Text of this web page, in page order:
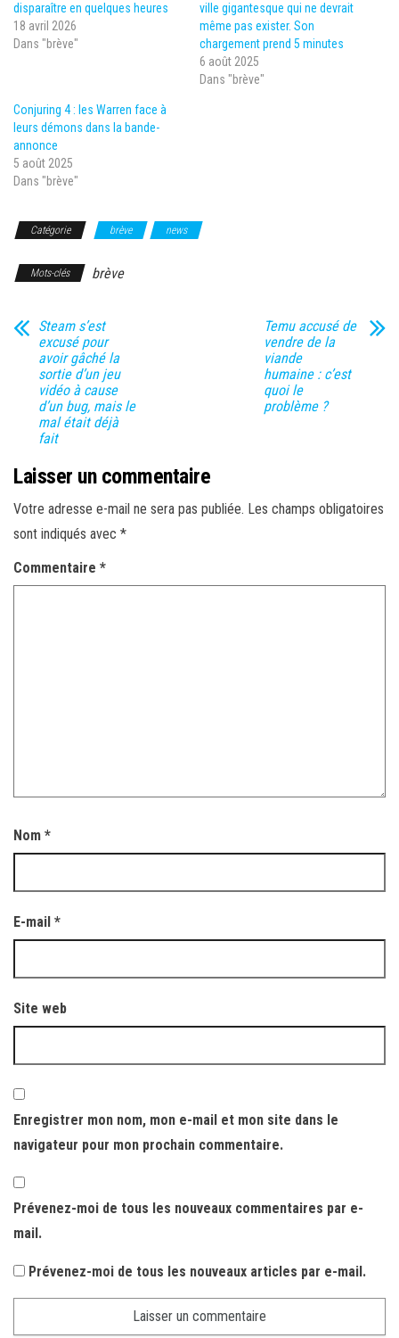
disparaître en quelques heures
18 avril 2026
Dans "brève"
ville gigantesque qui ne devrait
même pas exister. Son
chargement prend 5 minutes
6 août 2025
Dans "brève"
Conjuring 4 : les Warren face à
leurs démons dans la bande-
annonce
5 août 2025
Dans "brève"
Catégorie brève news
Mots-clés brève
Steam s’est
excusé pour
avoir gâché la
sortie d’un jeu
vidéo à cause
d’un bug, mais le
mal était déjà
fait
Temu accusé de
vendre de la
viande
humaine : c’est
quoi le
problème ?
Laisser un commentaire
Votre adresse e-mail ne sera pas publiée. Les champs obligatoires
sont indiqués avec *
Commentaire *
Nom *
E-mail *
Site web
Enregistrer mon nom, mon e-mail et mon site dans le
navigateur pour mon prochain commentaire.
Prévenez-moi de tous les nouveaux commentaires par e-
mail.
Prévenez-moi de tous les nouveaux articles par e-mail.